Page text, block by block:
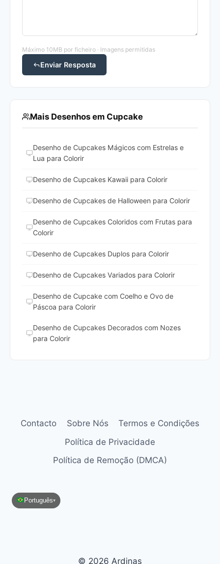
Máximo 10MB por ficheiro · Imagens permitidas
Enviar Resposta
Mais Desenhos em Cupcake
Desenho de Cupcakes Mágicos com Estrelas e
Lua para Colorir
Desenho de Cupcakes Kawaii para Colorir
Desenho de Cupcakes de Halloween para Colorir
Desenho de Cupcakes Coloridos com Frutas para
Colorir
Desenho de Cupcakes Duplos para Colorir
Desenho de Cupcakes Variados para Colorir
Desenho de Cupcake com Coelho e Ovo de
Páscoa para Colorir
Desenho de Cupcakes Decorados com Nozes
para Colorir
Contacto Sobre Nós
Termos e Condições
Política de Privacidade
Política de Remoção (DMCA)
Português▾
© 2026 Ardinas